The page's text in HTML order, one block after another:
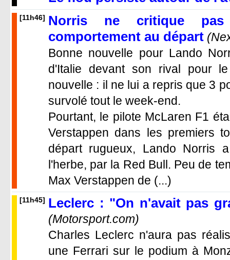
[11h46] Norris ne critique pas
comportement au départ
Bonne nouvelle pour Lando
d'Italie devant son rival pour
nouvelle : il ne lui a repris que 3
survolé tout le week-end.
Pourtant, le pilote McLaren F1
Verstappen dans les premiers
départ rugueux, Lando Norris
l'herbe, par la Red Bull. Peu de
Max Verstappen de (...)
[11h45] Leclerc : "On n'avait pas
(Motorsport.com)
Charles Leclerc n'aura pas
une Ferrari sur le podium à